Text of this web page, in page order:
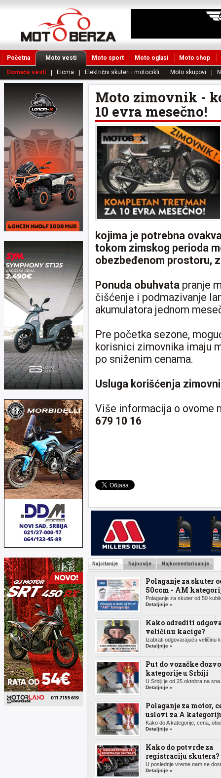
Početna Moto vesti Moto sport Moto oglasi Moto shop
Domaće vesti Eicma Električni skuteri i motocikli Moto skupovi
Moto zimovnik -
10 evra mesečno!
kojima je potrebna
tokom zimskog perioda
obezbeđenom prostoru,
Ponuda obuhvata pranje
čišćenje i podmazivanje
akumulatora jednom
Pre početka sezone,
korisnici zimovnika imaju
po sniženim cenama.
Usluga korišćenja
Više informacija o ovome
679 10 16
Najcitanije Najnovije Najkomentarisanije
Polaganje za skuter
50ccm - AM
Polaganje za skuter od 50
Detaljnije »
Kako odrediti
veličinu kacige?
Izabrati odgovarajuću veličinu
Detaljnije »
Put do vozačke
kategorije u Srbiji
U Srbiji je od 25.oktobra na
Detaljnije »
Polaganje za motor,
uslovi za A
Kako do A kategorije, cena,
Detaljnije »
Kako do potvrde za
registraciju skutera?
U poslednje vreme nam se
Detaljnije »